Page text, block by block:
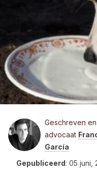
Geschreven
advocaat
García
Gepubliceerd: 05 juni,